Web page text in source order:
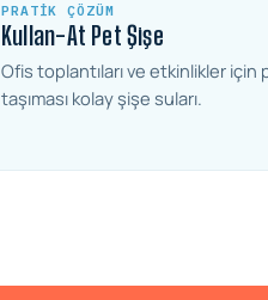
PRATIK ÇÖZÜM
Kullan-At Pet Şişe
Ofis toplantıları ve etkinlikler için
taşıması kolay şişe suları.